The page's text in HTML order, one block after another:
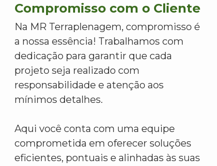
Compromisso com o Cliente
Na MR Terraplenagem, compromisso é
a nossa essência! Trabalhamos com
dedicação para garantir que cada
projeto seja realizado com
responsabilidade e atenção aos
mínimos detalhes.
Aqui você conta com uma equipe
comprometida em oferecer soluções
eficientes, pontuais e alinhadas às suas